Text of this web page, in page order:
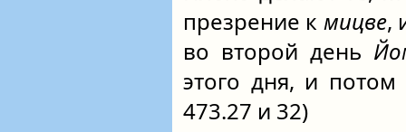
презрение к мицве,
во второй день
этого дня, и
473.27 и 32)